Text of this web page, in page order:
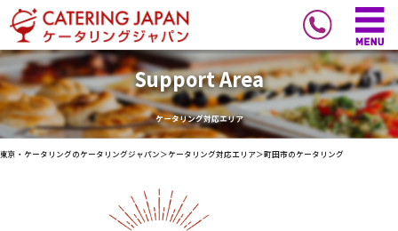
Support Area
ケータリング対応エリア
東京・ケータリングのケータリングジャパン＞ケータリング対応エリア＞町田市のケータリング